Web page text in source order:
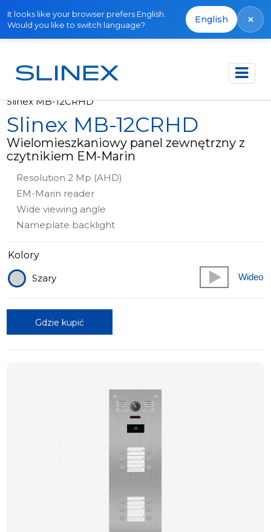
It looks like your browser prefers English.
Would you like to switch language?
English ×
Strona główna Produkty Panele zewnętrzne
Slinex MB-12CRHD
Slinex MB-12CRHD
Wielomieszkaniowy panel zewnętrzny z
czytnikiem EM-Marin
Resolution 2 Mp (AHD)
EM-Marin reader
Wide viewing angle
Nameplate backlight
Kolory
Szary
Wideo
Gdzie kupić